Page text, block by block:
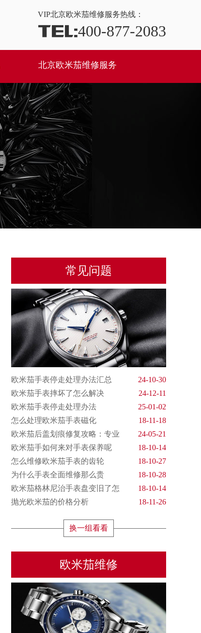
VIP北京欧米茄维修服务热线：
TEL:400-877-2083
北京欧米茄维修服务
常见问题
欧米茄手表停走处理办法汇总
24-10-30
欧米茄手表摔坏了怎么解决
24-12-11
欧米茄手表停走处理办法
25-01-02
怎么处理欧米茄手表磁化
18-11-18
欧米茄后盖划痕修复攻略：专业
24-05-21
欧米茄手如何来对手表保养呢
18-10-14
怎么维修欧米茄手表的齿轮
18-10-27
为什么手表全面维修那么贵
18-10-28
欧米茄格林尼治手表盘变旧了怎
18-10-14
抛光欧米茄的价格分析
18-11-26
换一组看看
欧米茄维修